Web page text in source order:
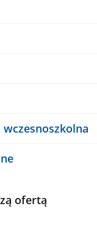
ofertą